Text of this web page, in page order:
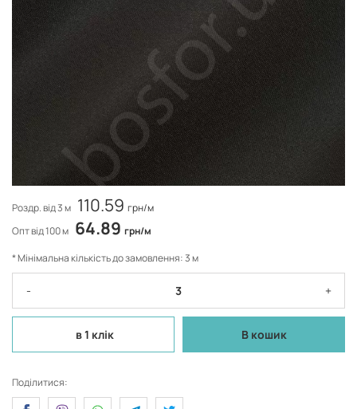
Роздр. від 3 м 110.59 грн/м
Опт від 100 м 64.89 грн/м
* Мінімальна кількість до замовлення: 3 м
- +
в 1 клік В кошик
Поділитися: